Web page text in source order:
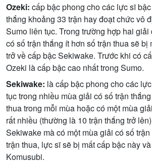
Ozeki: cấp bậc phong cho các lực sĩ
thắng khoảng 33 trận hay đoạt chức vô
Sumo liên tục. Trong trường hợp hai
có số trận thắng ít hơn số trận thua sẽ bị
trở về cấp bậc Sekiwake. Trước khi có
Ozeki là cấp bậc cao nhất trong Sumo.
Sekiwake: là cấp bậc phong cho các
tục trong nhiều mùa giải có số trận
thua trong mỗi mùa hoặc có một mùa
rất nhiều (thường là 10 trận thắng trở
Sekiwake mà có một mùa giải có số
trận thua, lực sĩ sẽ bị mất cấp bậc này
Komusubi.